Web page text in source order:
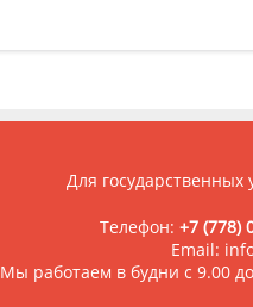
Для
Телефон: +7 (778)
Email:
Мы работаем в будни с 9.00